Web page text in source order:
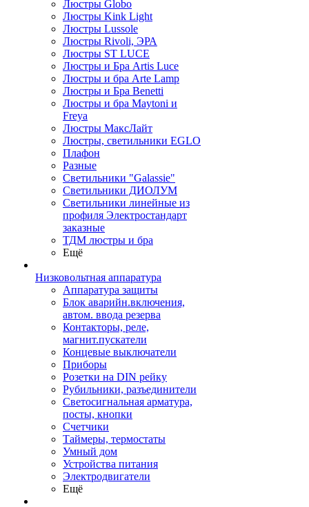
Люстры Globo
Люстры Kink Light
Люстры Lussole
Люстры Rivoli, ЭРА
Люстры ST LUCE
Люстры и Бра Artis Luce
Люстры и бра Arte Lamp
Люстры и Бра Benetti
Люстры и бра Maytoni и
Freya
Люстры МаксЛайт
Люстры, светильники EGLO
Плафон
Разные
Светильники "Galassie"
Светильники ДИОЛУМ
Светильники линейные из
профиля Электростандарт
заказные
ТДМ люстры и бра
Ещё
Низковольтная аппаратура
Аппаратура защиты
Блок аварийн.включения,
автом. ввода резерва
Контакторы, реле,
магнит.пускатели
Концевые выключатели
Приборы
Розетки на DIN рейку
Рубильники, разъединители
Светосигнальная арматура,
посты, кнопки
Счетчики
Таймеры, термостаты
Умный дом
Устройства питания
Электродвигатели
Ещё